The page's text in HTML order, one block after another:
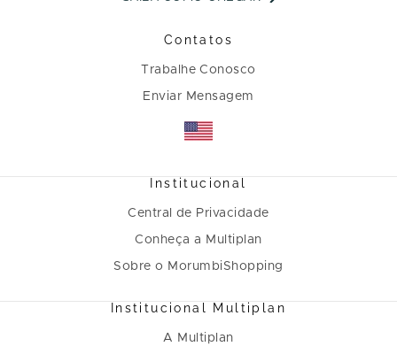
Contatos
Trabalhe Conosco
Enviar Mensagem
Institucional
Central de Privacidade
Conheça a Multiplan
Sobre o MorumbiShopping
Institucional Multiplan
A Multiplan